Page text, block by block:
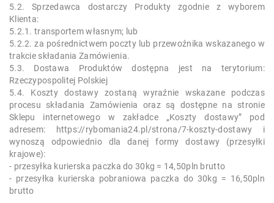
5.2. Sprzedawca dostarczy Produkty zgodnie z wyborem
Klienta:
5.2.1. transportem własnym; lub
5.2.2. za pośrednictwem poczty lub przewoźnika wskazanego w
trakcie składania Zamówienia.
5.3. Dostawa Produktów dostępna jest na terytorium:
Rzeczypospolitej Polskiej
5.4. Koszty dostawy zostaną wyraźnie wskazane podczas
procesu składania Zamówienia oraz są dostępne na stronie
Sklepu internetowego w zakładce „Koszty dostawy” pod
adresem: https://rybomania24.pl/strona/7-koszty-dostawy i
wynoszą odpowiednio dla danej formy dostawy (przesyłki
krajowe):
- przesyłka kurierska paczka do 30kg = 14,50pln brutto
- przesyłka kurierska pobraniowa paczka do 30kg = 16,50pln
brutto